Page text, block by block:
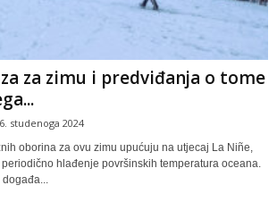
za zimu i predviđanja o tome
6. studenoga 2024
oborina za ovu zimu upućuju na utjecaj La Niñe,
hlađenje površinskih temperatura oceana.